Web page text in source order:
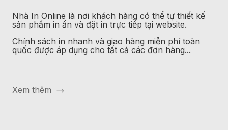
Nhà In Online là nơi khách hàng có thể tự thiết kế
sản phẩm in ấn và đặt in trực tiếp tại website.
Chính sách in nhanh và giao hàng miễn phí toàn
quốc được áp dụng cho tất cả các đơn hàng...
Xem thêm